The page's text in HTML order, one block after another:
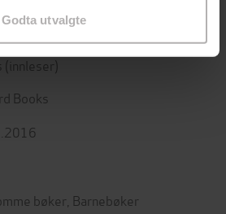
Godta utvalgte
Meres(forfatter),Jonathan
(innleser)
Books
bøker Barnebøker